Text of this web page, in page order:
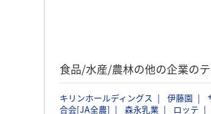
食品/水産/農林の他の企業の
キリンホールディングス 伊藤園
合会[JA全農]
森永乳業 ロッテ